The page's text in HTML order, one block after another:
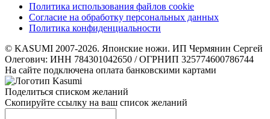
Политика использования файлов cookie
Согласие на обработку персональных данных
Политика конфиденциальности
© KASUMI 2007-2026. Японские ножи. ИП Чермянин Сергей
Олегович: ИНН 784301042650 / ОГРНИП 325774600786744
На сайте подключена оплата банковскими картами
Поделиться списком желаний
Скопируйте ссылку на ваш список желаний